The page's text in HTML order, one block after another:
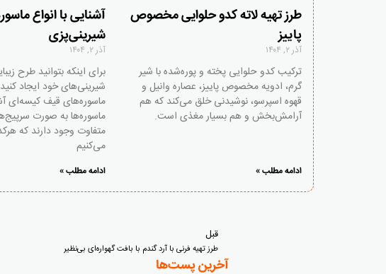
طرز تهیه لاته کدو حلوایی مخصوص
پاییز
آذر ۲, ۱۴۰۴
ترکیب کدو حلوایی پخته و پوره‌شده با شیر
گرم، ادویه مخصوص پاییز، عصاره وانیل و
قهوه اسپرسو، نوشیدنی‌ خلق می‌کند که هم
آرامش‌بخش و هم بسیار مغذی است.
ادامه مطلب »
آشنایی با انواع
شیرینی‌پزی
آذر ۲, ۱۴۰۴
برای اینکه بتوانید طرح
شیرینی‌های خود ایجاد کنید
ماسوره‌های قیف کیسه‌ای
ماسوره‌ها به صورت
متفاوت وجود دارند که
می‌کنیم
ادامه مطلب »
قبل
طرز تهیه فرنی با آرد گندم با بافت گهواره‌ای بی‌نظیر
آخرین پست‌ها